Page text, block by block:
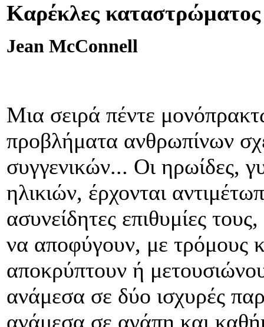
Καρέκλες καταστρώματος
Jean McConnell
Μια σειρά πέντε
προβλήματα ανθρωπίνων
συγγενικών... Οι ηρωίδες,
ηλικιών, έρχονται
ασυνείδητες επιθυμίες
να αποφύγουν, με τρόμους
αποκρύπτουν ή
ανάμεσα σε δύο ισχυρές
ανάμεσα σε αγάπη και